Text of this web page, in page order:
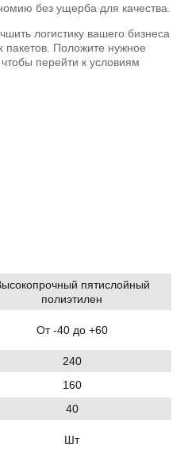
без ущерба для качества.
логистику вашего бизнеса
Положите нужное
чтобы перейти к условиям
пятислойный
полиэтилен
От -40 до +60
240
160
40
Шт